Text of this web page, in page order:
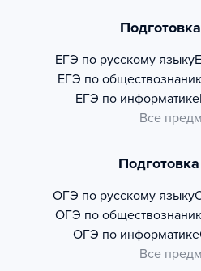
ЕГЭ по русскому языку
ЕГЭ по
ЕГЭ по информатике
Все
ОГЭ по русскому языку
ОГЭ по
ОГЭ по информатике
Все